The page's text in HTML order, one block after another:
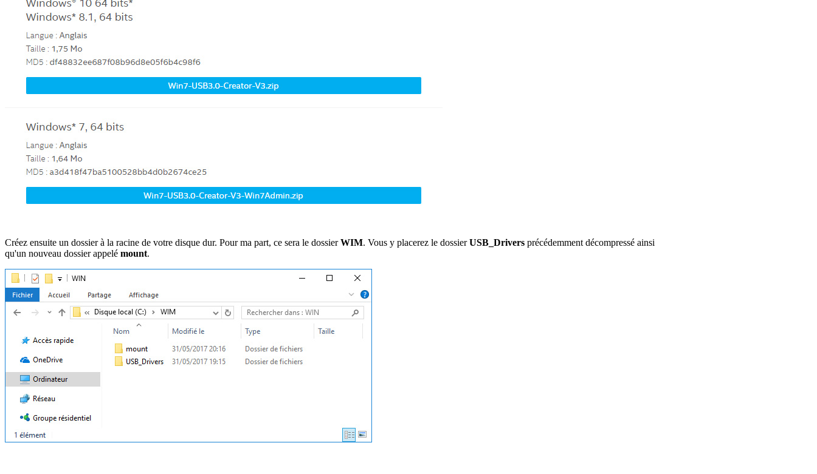
Créez ensuite un dossier à la racine de votre disque dur. Pour ma part, ce sera le dossierWIM. Vous y placerez le dossierUSB_Drivers précédemment décompressé ainsi
qu'un nouveau dossier appelé mount.